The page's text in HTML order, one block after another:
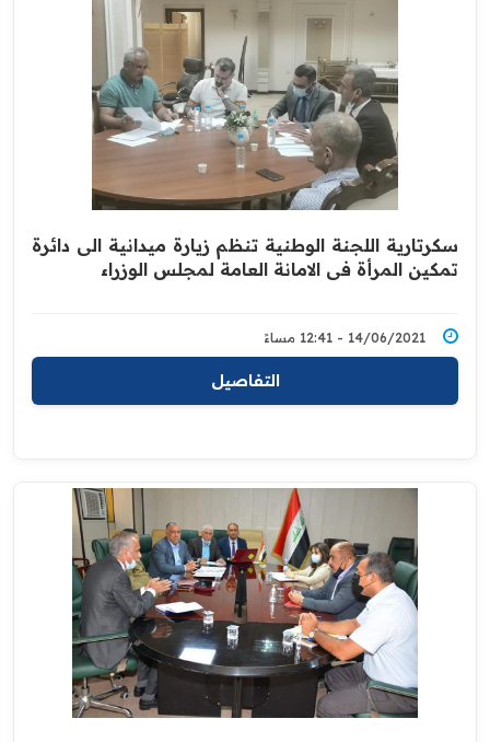
سكرتارية اللجنة الوطنية تنظم زيارة ميدانية الى دائرة
‏تمكين المرأة في الامانة العامة لمجلس الوزراء
14/06/2021 - 12:41 مساءً
التفاصيل